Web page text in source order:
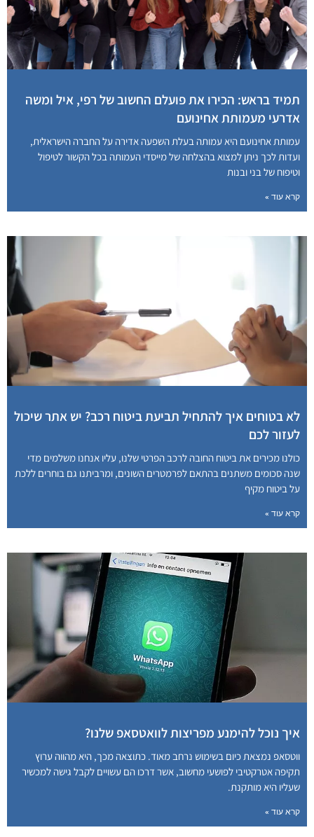
תמיד בראש: הכירו את פועלם החשוב של רפי, איל ומשה
אדרעי מעמותת אחינועם
עמותת אחינועם היא עמותה בעלת השפעה אדירה על החברה הישראלית,
ועדות לכך ניתן למצוא בהצלחה של מייסדי העמותה בכל הקשור לטיפול
וטיפוח של בני ובנות
קרא עוד »
לא בטוחים איך להתחיל תביעת ביטוח רכב? יש אתר שיכול
לעזור לכם
כולנו מכירים את ביטוח החובה לרכב הפרטי שלנו, עליו אנחנו משלמים מדי
שנה סכומים משתנים בהתאם לפרמטרים השונים, ומרביתנו גם בוחרים ללכת
על ביטוח מקיף
קרא עוד »
איך נוכל להימנע מפריצות לוואטסאפ שלנו?
ווטסאפ נמצאת כיום בשימוש נרחב מאוד. כתוצאה מכך, היא מהווה ערוץ
תקיפה אטרקטיבי לפושעי מחשוב, אשר דרכו הם עשויים לקבל גישה למכשיר
שעליו היא מותקנת.
קרא עוד »